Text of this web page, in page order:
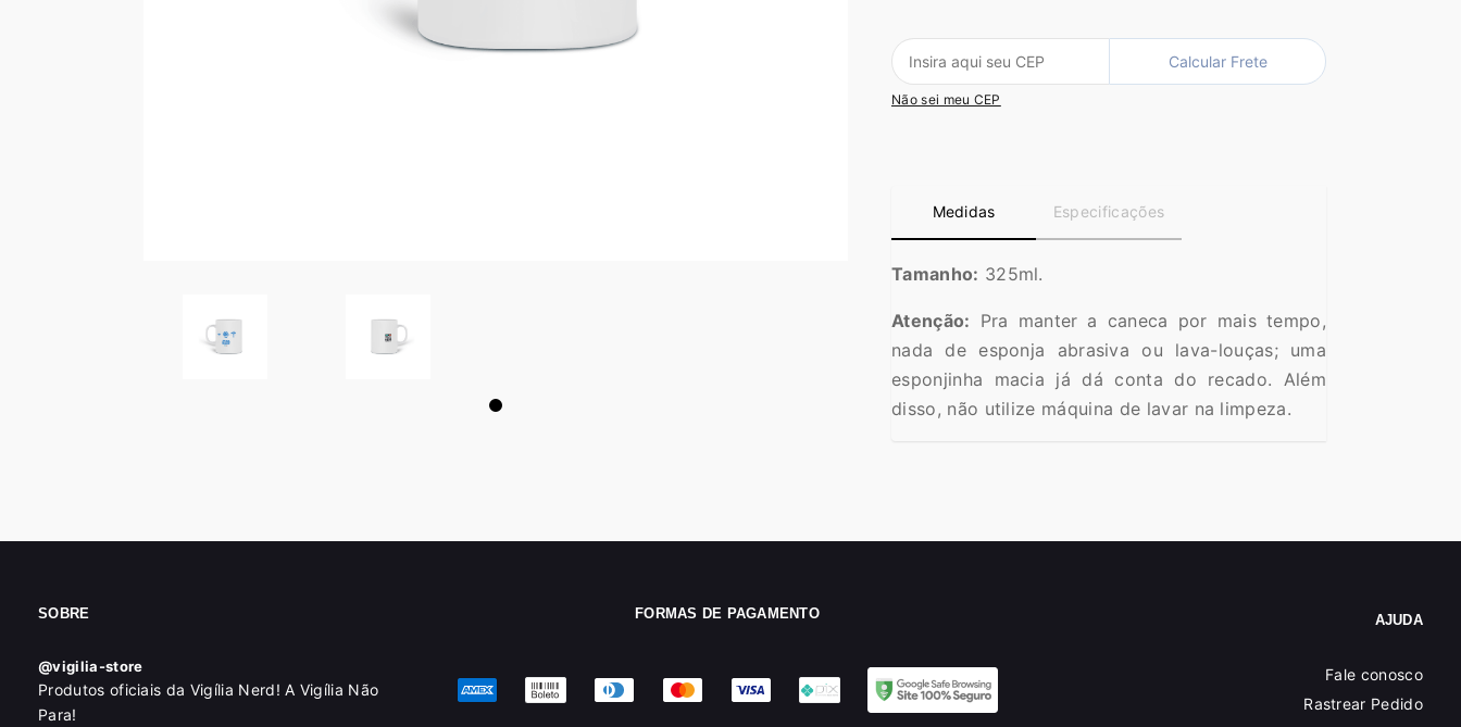
Calcular Frete
Não sei meu CEP
Medidas Especificações
Tamanho: 325ml.
Atenção: Pra manter a caneca por mais tempo,
nada de esponja abrasiva ou lava-louças; uma
esponjinha macia já dá conta do recado. Além
disso, não utilize máquina de lavar na limpeza.
SOBRE
@vigilia-store
Produtos oficiais da Vigília Nerd! A Vigília Não
Para!
FORMAS DE PAGAMENTO AJUDA
Fale conosco
Rastrear Pedido